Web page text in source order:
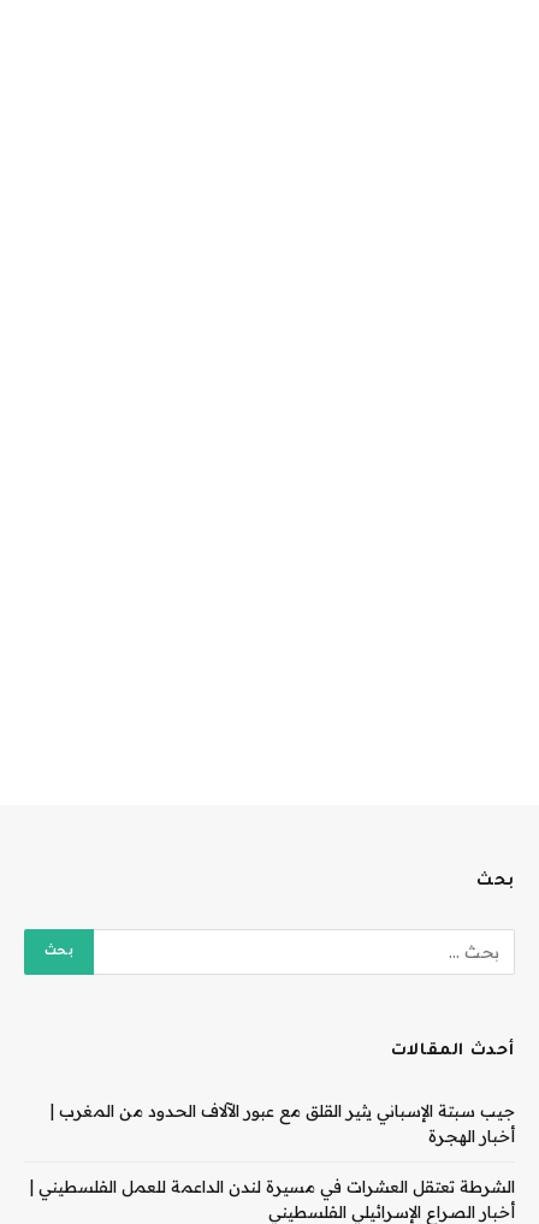
بحث
أحدث المقالات
جيب سبتة الإسباني يثير القلق مع عبور الآلاف الحدود من المغرب |
أخبار الهجرة
الشرطة تعتقل العشرات في مسيرة لندن الداعمة للعمل الفلسطيني |
أخبار الصراع الإسرائيلي الفلسطيني